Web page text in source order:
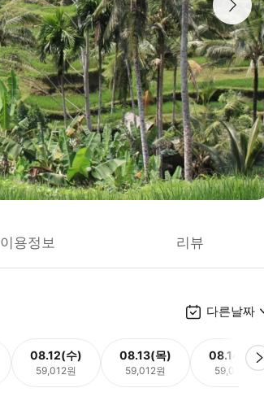
이용정보 리뷰
다른날짜
08.12(수)
59,012원
08.13(목)
59,012원
08.14(금)
59,012원